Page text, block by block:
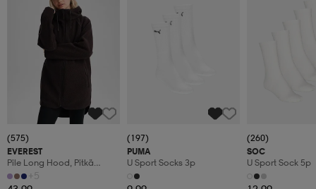
(575)
EVEREST
Pile Long Hood, Pitkä
Fleecetakki, Naisten
+5
(197)
PUMA
U Sport Socks 3p
(260)
SOC
U Sport Sock 5p